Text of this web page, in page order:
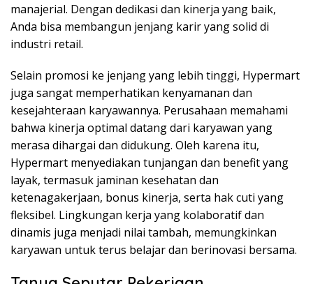
manajerial. Dengan dedikasi dan kinerja yang baik,
Anda bisa membangun jenjang karir yang solid di
industri retail.
Selain promosi ke jenjang yang lebih tinggi, Hypermart
juga sangat memperhatikan kenyamanan dan
kesejahteraan karyawannya. Perusahaan memahami
bahwa kinerja optimal datang dari karyawan yang
merasa dihargai dan didukung. Oleh karena itu,
Hypermart menyediakan tunjangan dan benefit yang
layak, termasuk jaminan kesehatan dan
ketenagakerjaan, bonus kinerja, serta hak cuti yang
fleksibel. Lingkungan kerja yang kolaboratif dan
dinamis juga menjadi nilai tambah, memungkinkan
karyawan untuk terus belajar dan berinovasi bersama.